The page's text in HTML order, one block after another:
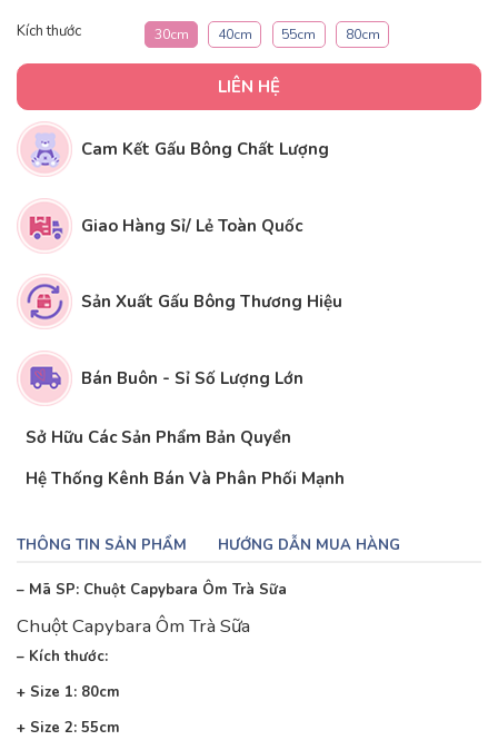
Kích thước 30cm 40cm 55cm 80cm
LIÊN HỆ
Cam Kết Gấu Bông Chất Lượng
Giao Hàng Sỉ/ Lẻ Toàn Quốc
Sản Xuất Gấu Bông Thương Hiệu
Bán Buôn - Sỉ Số Lượng Lớn
Sở Hữu Các Sản Phẩm Bản Quyền
Hệ Thống Kênh Bán Và Phân Phối Mạnh
THÔNG TIN SẢN PHẨM HƯỚNG DẪN MUA HÀNG
– Mã SP: Chuột Capybara Ôm Trà Sữa
Chuột Capybara Ôm Trà Sữa
– Kích thước:
+ Size 1: 80cm
+ Size 2: 55cm